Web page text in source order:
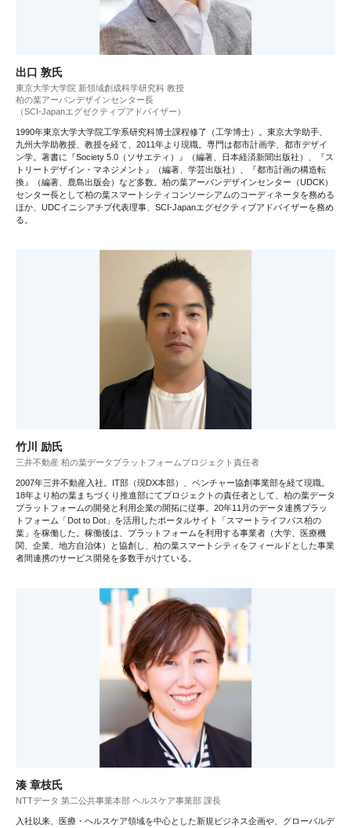
出口 敦氏
東京大学大学院 新領域創成科学研究科 教授
柏の葉アーバンデザインセンター長
（SCI-Japanエグゼクティブアドバイザー）
1990年東京大学大学院工学系研究科博士課程修了（工学博士）。東京大学助手、
九州大学助教授、教授を経て、2011年より現職。専門は都市計画学、都市デザイ
ン学。著書に『Society 5.0（ソサエティ）』（編著、日本経済新聞出版社）、『ス
トリートデザイン・マネジメント』（編著、学芸出版社）、『都市計画の構造転
換』（編著、鹿島出版会）など多数。柏の葉アーバンデザインセンター（UDCK）
センター長として柏の葉スマートシティコンソーシアムのコーディネータを務める
ほか、UDCイニシアチブ代表理事、SCI-Japanエグゼクティブアドバイザーを務め
る。
竹川 励氏
三井不動産 柏の葉データプラットフォームプロジェクト責任者
2007年三井不動産入社。IT部（現DX本部）、ベンチャー協創事業部を経て現職。
18年より柏の葉まちづくり推進部にてプロジェクトの責任者として、柏の葉データ
プラットフォームの開発と利用企業の開拓に従事。20年11月のデータ連携プラッ
トフォーム「Dot to Dot」を活用したポータルサイト「スマートライフパス柏の
葉」を稼働した。稼働後は、プラットフォームを利用する事業者（大学、医療機
関、企業、地方自治体）と協創し、柏の葉スマートシティをフィールドとした事業
者間連携のサービス開発を多数手がけている。
湊 章枝氏
NTTデータ 第二公共事業本部 ヘルスケア事業部 課長
入社以来、医療・ヘルスケア領域を中心とした新規ビジネス企画や、グローバルデ